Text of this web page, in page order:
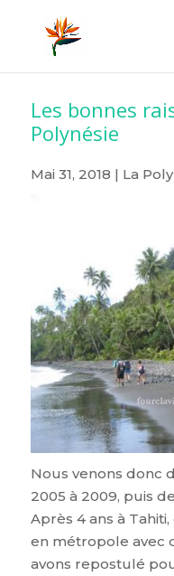
Les bonnes
Polynésie
Mai 31, 2018 | La
Nous venons donc
2005 à 2009, puis de
Après 4 ans à
en métropole avec
avons repostulé